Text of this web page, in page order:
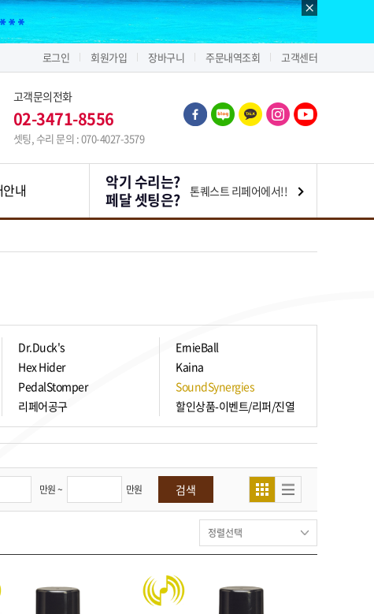
로그인 회원가입 장바구니 주문내역조회 고객센터
고객문의전화
02-3471-8556
셋팅, 수리 문의 : 070-4027-3579
내
악기 수리는?
페달 셋팅은?
톤퀘스트 리페어에서!!
Dr.Duck's
ErnieBall
Hex Hider
Kaina
PedalStomper
SoundSynergies
리페어공구 할인상품-이벤트/리퍼/진열
만원 ~ 만원 검색